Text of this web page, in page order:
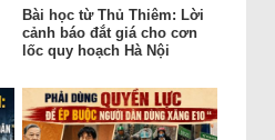
Bài học từ Thủ Thiêm: Lời
cảnh báo đắt giá cho cơn
lốc quy hoạch Hà Nội